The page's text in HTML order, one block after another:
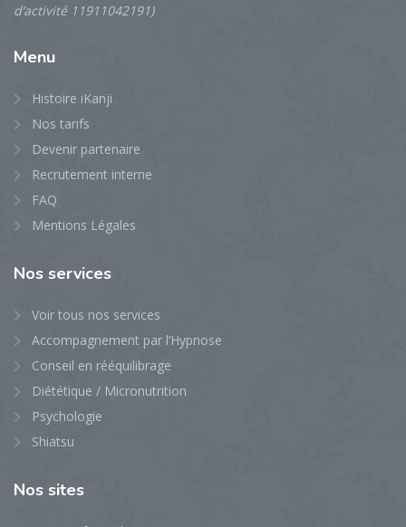
d’activité 11911042191)
Menu
Histoire iKanji
Nos tarifs
Devenir partenaire
Recrutement interne
FAQ
Mentions Légales
Nos services
Voir tous nos services
Accompagnement par l’Hypnose
Conseil en rééquilibrage
Diététique / Micronutrition
Psychologie
Shiatsu
Nos sites